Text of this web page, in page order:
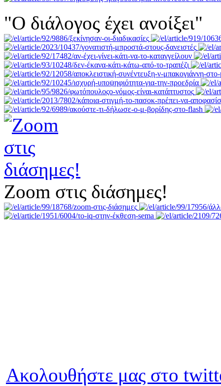
"Ο διάλογος έχει ανοίξει"
Zoom στις διάσημες!
Ακολουθήστε μας στο